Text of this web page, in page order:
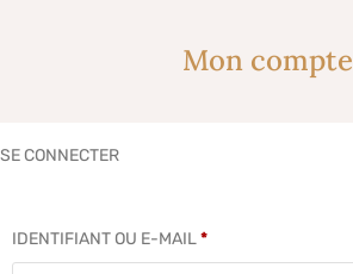
Mon compte
SE CONNECTER
IDENTIFIANT OU E-MAIL*